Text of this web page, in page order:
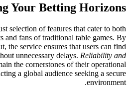
Your Betting Horizons
selection of features that cater to both
and fans of traditional table games. By
the service ensures that users can find
unnecessary delays. Reliability and
the cornerstones of their operational
a global audience seeking a secure
environment.